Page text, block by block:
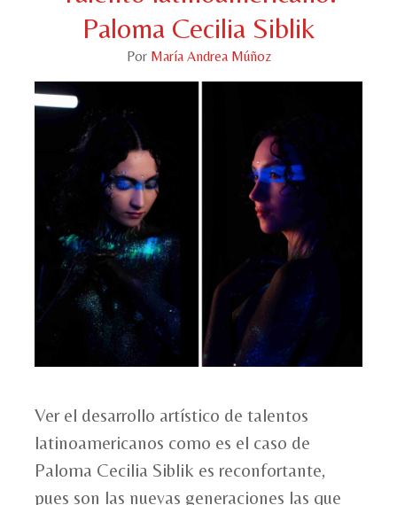
Paloma Cecilia Siblik
Por María Andrea Múñoz
Ver el desarrollo artístico de talentos
latinoamericanos como es el caso de
Paloma Cecilia Siblik es reconfortante,
pues son las nuevas generaciones las que